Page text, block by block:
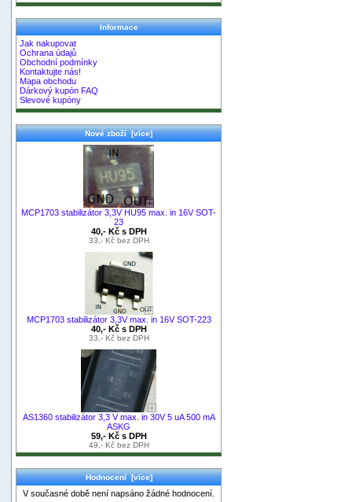
Informace
Jak nakupovat
Ochrana údajů
Obchodní podmínky
Kontaktujte nás!
Mapa obchodu
Dárkový kupón FAQ
Slevové kupóny
Nové zboží [více]
MCP1703 stabilizátor 3,3V HU95 max. in 16V SOT-
23
40,- Kč s DPH
33,- Kč bez DPH
MCP1703 stabilizátor 3,3V max. in 16V SOT-223
40,- Kč s DPH
33,- Kč bez DPH
AS1360 stabilizátor 3,3 V max. in 30V 5 uA 500 mA
ASKG
59,- Kč s DPH
49,- Kč bez DPH
Hodnocení [více]
V současné době není napsáno žádné hodnocení.